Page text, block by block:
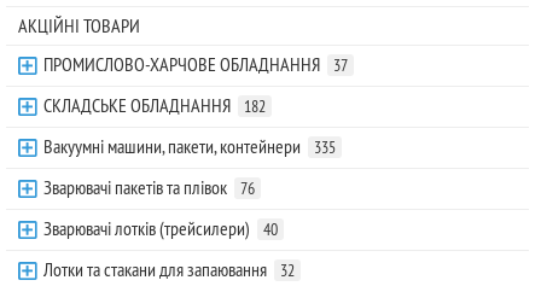
АКЦІЙНІ ТОВАРИ
ПРОМИСЛОВО-ХАРЧОВЕ ОБЛАДНАННЯ
37
СКЛАДСЬКЕ ОБЛАДНАННЯ 182
Вакуумні машини, пакети, контейнери 335
Зварювачі пакетів та плівок 76
Зварювачі лотків (трейсилери) 40
Лотки та стакани для запаювання 32